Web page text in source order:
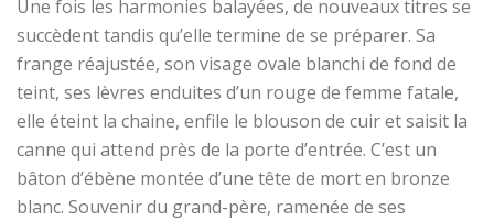
Une fois les harmonies balayées, de nouveaux titres se
succèdent tandis qu’elle termine de se préparer. Sa
frange réajustée, son visage ovale blanchi de fond de
teint, ses lèvres enduites d’un rouge de femme fatale,
elle éteint la chaine, enfile le blouson de cuir et saisit la
canne qui attend près de la porte d’entrée. C’est un
bâton d’ébène montée d’une tête de mort en bronze
blanc. Souvenir du grand-père, ramenée de ses